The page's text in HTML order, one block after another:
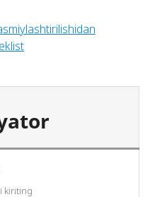
kiriting